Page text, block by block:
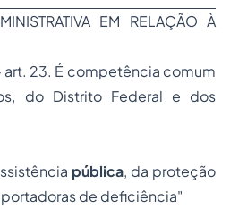
EM RELAÇÃO À
23. É competência comum
do Distrito Federal e dos
pública, da proteção
de deficiência"